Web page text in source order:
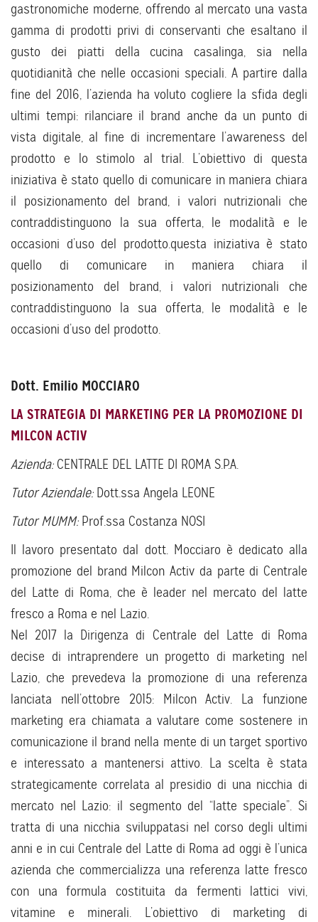
gastronomiche moderne, offrendo al mercato una vasta
gamma di prodotti privi di conservanti che esaltano il
gusto dei piatti della cucina casalinga, sia nella
quotidianità che nelle occasioni speciali. A partire dalla
fine del 2016, l’azienda ha voluto cogliere la sfida degli
ultimi tempi: rilanciare il brand anche da un punto di
vista digitale, al fine di incrementare l’awareness del
prodotto e lo stimolo al trial. L’obiettivo di questa
iniziativa è stato quello di comunicare in maniera chiara
il posizionamento del brand, i valori nutrizionali che
contraddistinguono la sua offerta, le modalità e le
occasioni d’uso del prodotto.questa iniziativa è stato
quello di comunicare in maniera chiara il
posizionamento del brand, i valori nutrizionali che
contraddistinguono la sua offerta, le modalità e le
occasioni d’uso del prodotto.
Dott. Emilio MOCCIARO
LA STRATEGIA DI MARKETING PER LA PROMOZIONE DI
MILCON ACTIV
Azienda: CENTRALE DEL LATTE DI ROMA S.P.A.
Tutor Aziendale: Dott.ssa Angela LEONE
Tutor MUMM: Prof.ssa Costanza NOSI
Il lavoro presentato dal dott. Mocciaro è dedicato alla
promozione del brand Milcon Activ da parte di Centrale
del Latte di Roma, che è leader nel mercato del latte
fresco a Roma e nel Lazio.
Nel 2017 la Dirigenza di Centrale del Latte di Roma
decise di intraprendere un progetto di marketing nel
Lazio, che prevedeva la promozione di una referenza
lanciata nell’ottobre 2015: Milcon Activ. La funzione
marketing era chiamata a valutare come sostenere in
comunicazione il brand nella mente di un target sportivo
e interessato a mantenersi attivo. La scelta è stata
strategicamente correlata al presidio di una nicchia di
mercato nel Lazio: il segmento del “latte speciale”. Si
tratta di una nicchia sviluppatasi nel corso degli ultimi
anni e in cui Centrale del Latte di Roma ad oggi è l’unica
azienda che commercializza una referenza latte fresco
con una formula costituita da fermenti lattici vivi,
vitamine e minerali. L’obiettivo di marketing di